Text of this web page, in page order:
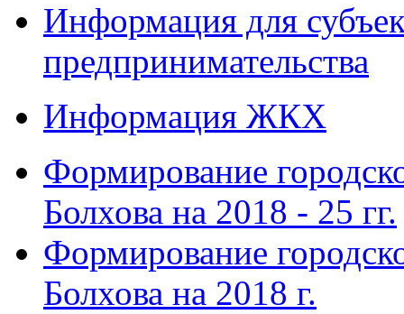
Информация для
предпринимательства
Информация ЖКХ
Формирование
Болхова на 2018 - 25 гг.
Формирование
Болхова на 2018 г.